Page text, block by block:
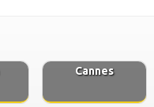
Cannes